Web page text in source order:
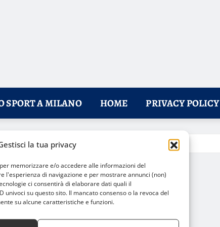
la tua privacy
memorizzare e/o accedere alle informazioni del
l'esperienza di navigazione e per mostrare annunci (non)
ci consentirà di elaborare dati quali il
univoci su questo sito. Il mancato consenso o la revoca del
su alcune caratteristiche e funzioni.
SPORT A MILANO HOME PRIVACY POLICY
della Velocità